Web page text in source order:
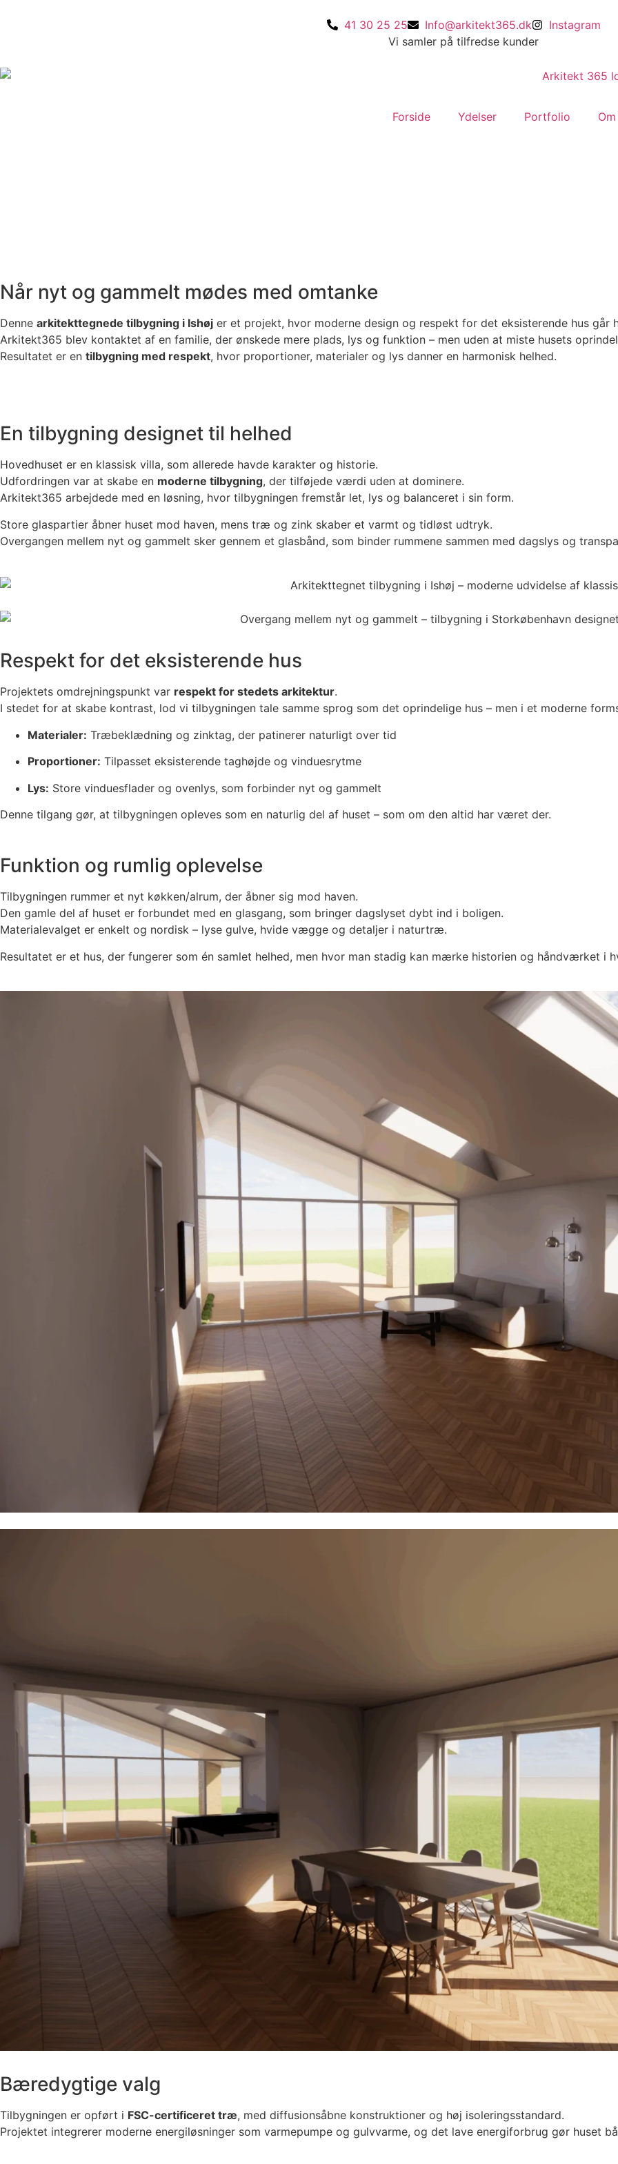
41 30 25 25 Info@arkitekt365.dk
Instagram
Vi samler på tilfredse kunder
Forside Ydelser Portfolio
Når nyt og gammelt mødes med omtanke
Denne arkitekttegnede tilbygning i Ishøj er et projekt, hvor moderne design og respekt for det eksisterende hus går
Arkitekt365 blev kontaktet af en familie, der ønskede mere plads, lys og funktion – men uden at miste husets
Resultatet er en tilbygning med respekt, hvor proportioner, materialer og lys danner en harmonisk helhed.
En tilbygning designet til helhed
Hovedhuset er en klassisk villa, som allerede havde karakter og historie.
Udfordringen var at skabe en moderne tilbygning, der tilføjede værdi uden at dominere.
Arkitekt365 arbejdede med en løsning, hvor tilbygningen fremstår let, lys og balanceret i sin form.
Store glaspartier åbner huset mod haven, mens træ og zink skaber et varmt og tidløst udtryk.
Overgangen mellem nyt og gammelt sker gennem et glasbånd, som binder rummene sammen med dagslys og
Respekt for det eksisterende hus
Projektets omdrejningspunkt var respekt for stedets arkitektur.
I stedet for at skabe kontrast, lod vi tilbygningen tale samme sprog som det oprindelige hus – men i et moderne
Materialer: Træbeklædning og zinktag, der patinerer naturligt over tid
Proportioner: Tilpasset eksisterende taghøjde og vinduesrytme
Lys: Store vinduesflader og ovenlys, som forbinder nyt og gammelt
Denne tilgang gør, at tilbygningen opleves som en naturlig del af huset – som om den altid har været der.
Funktion og rumlig oplevelse
Tilbygningen rummer et nyt køkken/alrum, der åbner sig mod haven.
Den gamle del af huset er forbundet med en glasgang, som bringer dagslyset dybt ind i boligen.
Materialevalget er enkelt og nordisk – lyse gulve, hvide vægge og detaljer i naturtræ.
Resultatet er et hus, der fungerer som én samlet helhed, men hvor man stadig kan mærke historien og håndværket i
Bæredygtige valg
Tilbygningen er opført i FSC-certificeret træ, med diffusionsåbne konstruktioner og høj isoleringsstandard.
Projektet integrerer moderne energiløsninger som varmepumpe og gulvvarme, og det lave energiforbrug gør huset